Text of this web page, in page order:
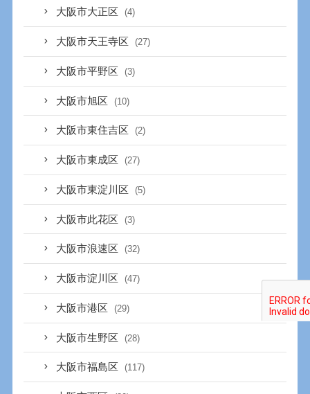
大阪市大正区 (4)
大阪市天王寺区 (27)
大阪市平野区 (3)
大阪市旭区 (10)
大阪市東住吉区 (2)
大阪市東成区 (27)
大阪市東淀川区 (5)
大阪市此花区 (3)
大阪市浪速区 (32)
大阪市淀川区 (47)
大阪市港区 (29)
大阪市生野区 (28)
大阪市福島区 (117)